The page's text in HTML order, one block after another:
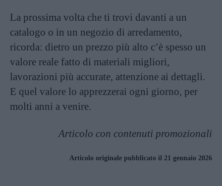
La prossima volta che ti trovi davanti a un
catalogo o in un negozio di arredamento,
ricorda: dietro un prezzo più alto c’è spesso un
valore reale fatto di materiali migliori,
lavorazioni più accurate, attenzione ai dettagli.
E quel valore lo apprezzerai ogni giorno, per
molti anni a venire.
Articolo con contenuti promozionali
Articolo originale pubblicato il 21 gennaio 2026